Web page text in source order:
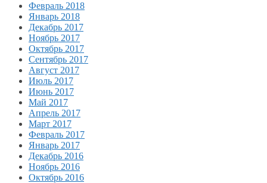
Февраль 2018
Январь 2018
Декабрь 2017
Ноябрь 2017
Октябрь 2017
Сентябрь 2017
Август 2017
Июль 2017
Июнь 2017
Май 2017
Апрель 2017
Март 2017
Февраль 2017
Январь 2017
Декабрь 2016
Ноябрь 2016
Октябрь 2016